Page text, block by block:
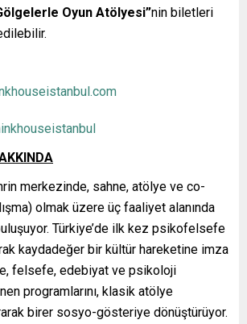
Oyun Atölyesi”nin biletleri
merkezinde, sahne, atölye ve co-
olmak üzere üç faaliyet alanında
Türkiye’de ilk kez psikofelsefe
kaydadeğer bir kültür hareketine imza
felsefe, edebiyat ve psikoloji
programlarını, klasik atölye
birer sosyo-gösteriye dönüştürüyor.